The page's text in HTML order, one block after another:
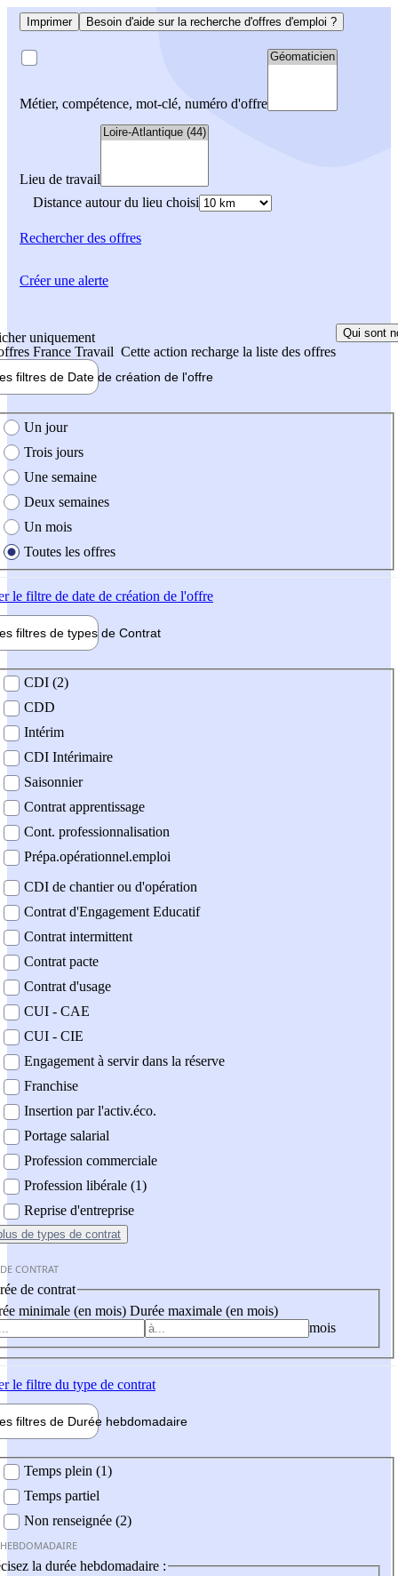
Imprimer Besoin d'aide sur la recherche d'offres d'emploi ?
Métier, compétence, mot-clé, numéro d'offre
Lieu de travail
Distance autour du lieu choisi
Rechercherdes offres
uniquement
France Travail Cette action recharge la liste des offres
Qui sont
filtres de Date de création de l'offre
création de l'offre
Un jour
Trois jours
Une semaine
Deux semaines
Un mois
Toutes les offres
le filtre de date de création de l'offre
filtres de types de Contrat
contrat
CDI (2)
CDD
Intérim
CDI Intérimaire
Saisonnier
Contrat apprentissage
Cont. professionnalisation
Prépa.opérationnel.emploi
CDI de chantier ou d'opération
Contrat d'Engagement Educatif
Contrat intermittent
Contrat pacte
Contrat d'usage
CUI - CAE
CUI - CIE
Engagement à servir dans la réserve
Franchise
Insertion par l'activ.éco.
Portage salarial
Profession commerciale
Profession libérale (1)
Reprise d'entreprise
de types de contrat
CONTRAT
de contrat
minimale (en mois) Durée maximale (en mois)
mois
le filtre du type de contrat
filtres de Durée hebdomadaire
Temps plein (1)
Temps partiel
Non renseignée (2)
la durée hebdomadaire :
Créer une alerte